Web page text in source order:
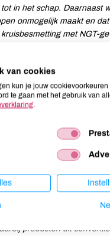
in het schap. Daarnaast
onmogelijk maakt en
kruisbesmetting met NGT-
wat is nu
geeft u aan dat de
zoals onderzoekers en
NGT-planten in Europa is
in lijn is met de positie
is, dat u daarbij geen
Nederlandse
Met hen wordt in
mag het zelf uitzoeken
mogen wij afleiden dat
en objectieve
producten uit
van cookies
kun je jouw
te gaan met het gebruik van
.